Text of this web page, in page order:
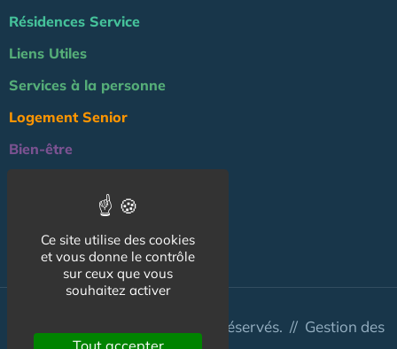
Résidences Service
Liens Utiles
Services à la personne
Logement Senior
Bien-être
Professionnels
NOS AUTRES SITES :
© Australis 2026 - Tous droits réservés. // Gestion des
Ce site utilise des cookies
et vous donne le contrôle
sur ceux que vous
souhaitez activer
Tout accepter